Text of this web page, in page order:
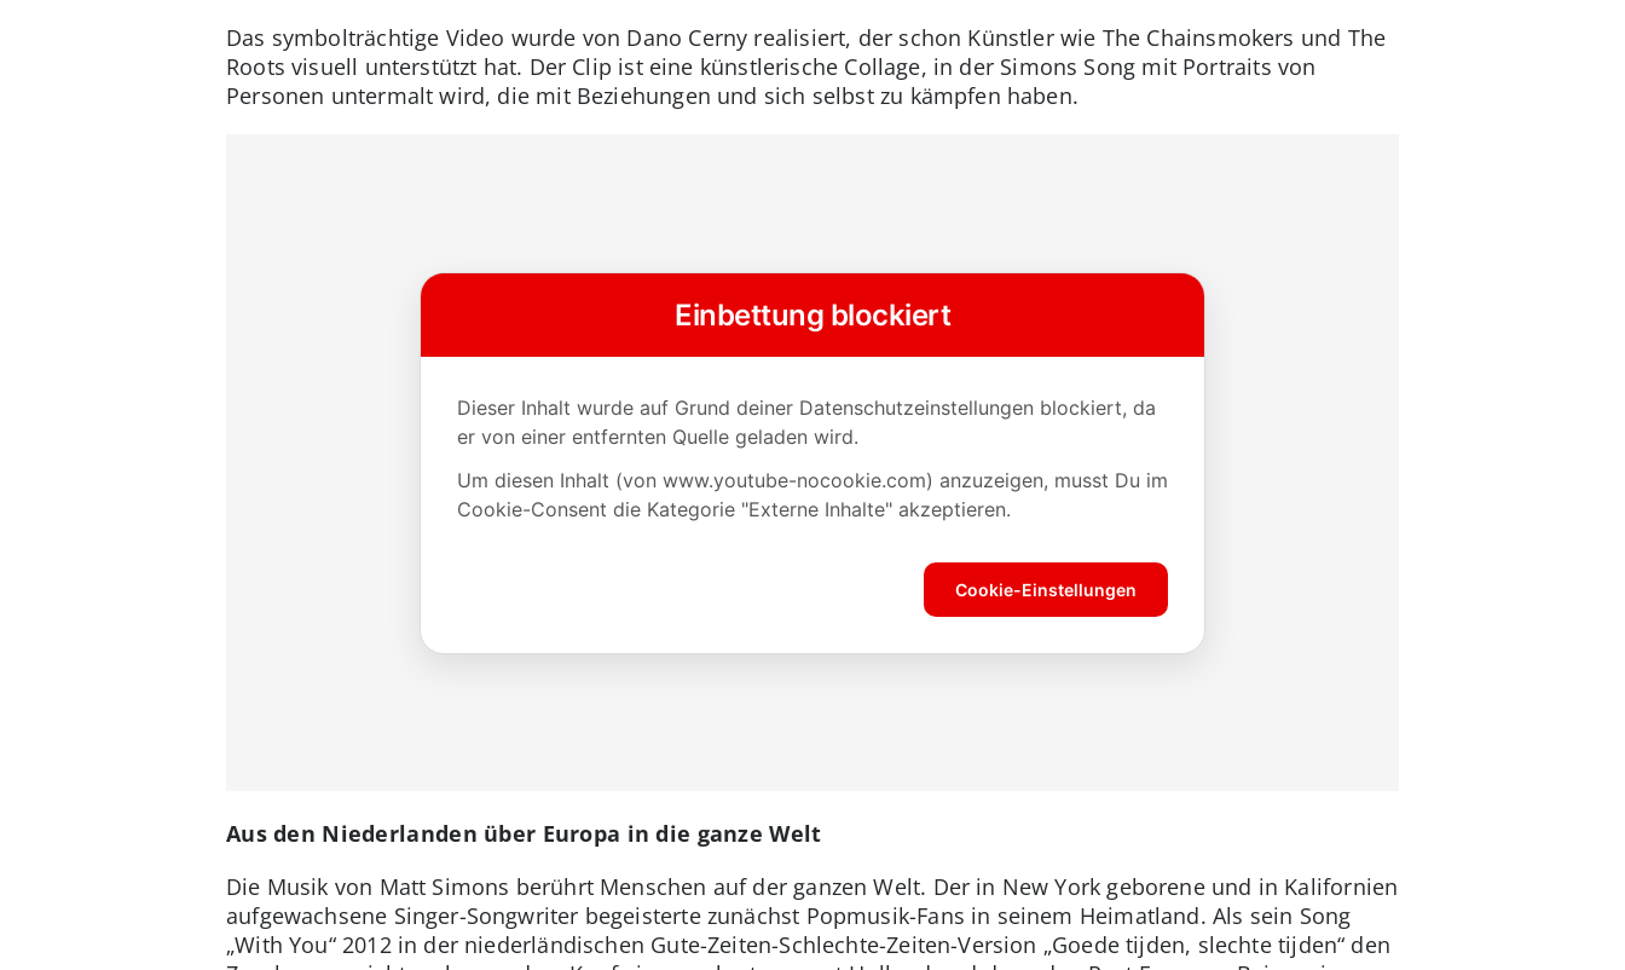
Das symbolträchtige Video wurde von Dano Cerny realisiert, der schon Künstler wie The Chainsmokers und The
Roots visuell unterstützt hat. Der Clip ist eine künstlerische Collage, in der Simons Song mit Portraits von
Personen untermalt wird, die mit Beziehungen und sich selbst zu kämpfen haben.
Aus den Niederlanden über Europa in die ganze Welt
Die Musik von Matt Simons berührt Menschen auf der ganzen Welt. Der in New York geborene und in Kalifornien
aufgewachsene Singer-Songwriter begeisterte zunächst Popmusik-Fans in seinem Heimatland. Als sein Song
„With You“ 2012 in der niederländischen Gute-Zeiten-Schlechte-Zeiten-Version „Goede tijden, slechte tijden“ den